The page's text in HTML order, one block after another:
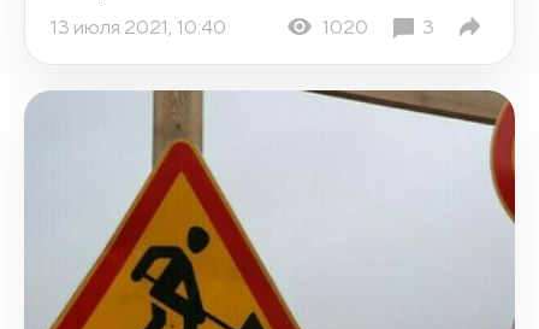
13 июля 2021, 10:40 1020 3